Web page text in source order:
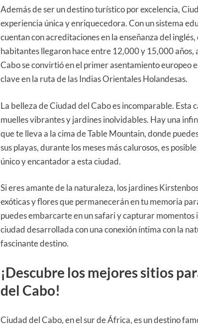
Además de ser un destino turístico por excelencia,
experiencia única y enriquecedora. Con un sistema
cuentan con acreditaciones en la enseñanza del
habitantes llegaron hace entre 12,000 y 15,000 años,
Cabo se convirtió en el primer asentamiento europeo
clave en la ruta de las Indias Orientales Holandesas.
La belleza de Ciudad del Cabo es incomparable. Esta
muelles vibrantes y jardines inolvidables. Hay una
que te lleva a la cima de Table Mountain, donde
sus playas, durante los meses más calurosos, es
único y encantador a esta ciudad.
Si eres amante de la naturaleza, los jardines
exóticas y flores que permanecerán en tu memoria
puedes embarcarte en un safari y capturar
ciudad desarrollada con una conexión íntima con la
fascinante destino.
¡Descubre los mejores sitios
del Cabo!
Ciudad del Cabo, en el sur de África, es un destino